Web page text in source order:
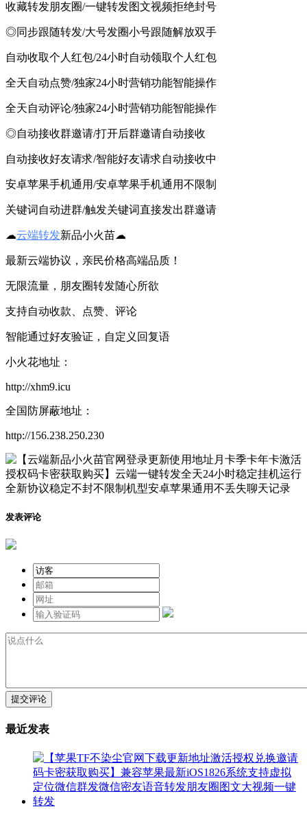
收藏转发朋友圈/一键转发图文视频拒绝封号
◎同步跟随转发/大号发圈小号跟随解放双手
自动收取个人红包/24小时自动领取个人红包
全天自动点赞/独家24小时营销功能智能操作
全天自动评论/独家24小时营销功能智能操作
◎自动接收群邀请/打开后群邀请自动接收
自动接收好友请求/智能好友请求自动接收中
安卓苹果手机通用/安卓苹果手机通用不限制
关键词自动进群/触发关键词直接发出群邀请
☁云端转发新品小火苗☁
最新云端协议，亲民价格高端品质！
无限流量，朋友圈转发随心所欲
支持自动收款、点赞、评论
智能通过好友验证，自定义回复语
小火花地址：
http://xhm9.icu
全国防屏蔽地址：
http://156.238.250.230
发表评论
提交评论
最近发表